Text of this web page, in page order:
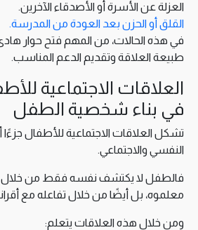
العزلة عن الأسرة أو الأصدقاء الآخرين.
القلق أو الحزن بعد العودة من المدرسة.
في هذه الحالات، من المهم فتح حوار
طبيعة العلاقة وتقديم الدعم المناسب.
العلاقات الاجتماعية
في بناء شخصية الطفل
تشكل العلاقات الاجتماعية للأطفال
النفسي والاجتماعي.
فالطفل لا يكتشف نفسه فقط من خلال ما
معلموه، بل أيضًا من خلال تفاعله مع
ومن خلال هذه العلاقات يتعلم: